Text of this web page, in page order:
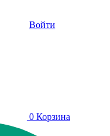
Войти
0 Корзина